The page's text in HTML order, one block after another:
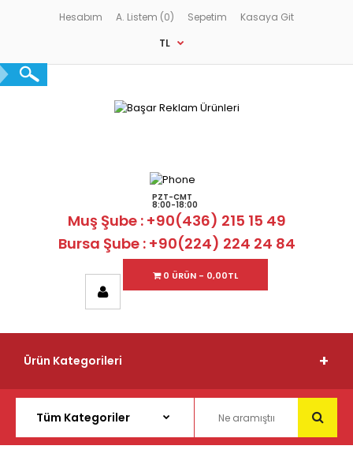
Hesabım A. Listem (0) Sepetim
Kasaya Git
TL
PZT-CMT
8:00-18:00
Muş Şube : +90(436) 215 15 49
Bursa Şube : +90(224) 224 24 84
0 ÜRÜN - 0,00TL
Ürün Kategorileri